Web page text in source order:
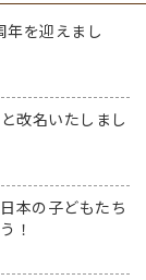
を迎えまし
改名いたしまし
本の子どもたち
！